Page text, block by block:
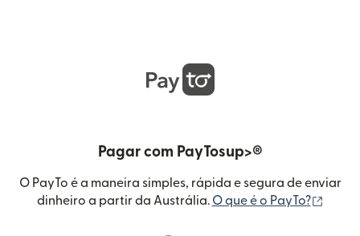
Pagar com PayTosup>®
O PayTo é a maneira simples, rápida e segura de enviar
dinheiro a partir da Austrália. O que é o PayTo?